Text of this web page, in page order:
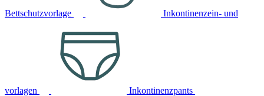
Bettschutzvorlage Inkontinenzein- und
vorlagen Inkontinenzpants